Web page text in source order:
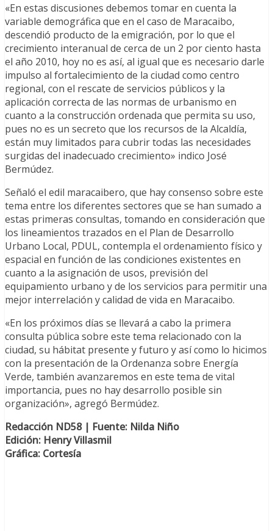
«En estas discusiones debemos tomar en cuenta la
variable demográfica que en el caso de Maracaibo,
descendió producto de la emigración, por lo que el
crecimiento interanual de cerca de un 2 por ciento hasta
el año 2010, hoy no es así, al igual que es necesario darle
impulso al fortalecimiento de la ciudad como centro
regional, con el rescate de servicios públicos y la
aplicación correcta de las normas de urbanismo en
cuanto a la construcción ordenada que permita su uso,
pues no es un secreto que los recursos de la Alcaldía,
están muy limitados para cubrir todas las necesidades
surgidas del inadecuado crecimiento» indico José
Bermúdez.
Señaló el edil maracaibero, que hay consenso sobre este
tema entre los diferentes sectores que se han sumado a
estas primeras consultas, tomando en consideración que
los lineamientos trazados en el Plan de Desarrollo
Urbano Local, PDUL, contempla el ordenamiento físico y
espacial en función de las condiciones existentes en
cuanto a la asignación de usos, previsión del
equipamiento urbano y de los servicios para permitir una
mejor interrelación y calidad de vida en Maracaibo.
«En los próximos días se llevará a cabo la primera
consulta pública sobre este tema relacionado con la
ciudad, su hábitat presente y futuro y así como lo hicimos
con la presentación de la Ordenanza sobre Energía
Verde, también avanzaremos en este tema de vital
importancia, pues no hay desarrollo posible sin
organización», agregó Bermúdez.
Redacción ND58 | Fuente: Nilda Niño
Edición: Henry Villasmil
Gráfica: Cortesía